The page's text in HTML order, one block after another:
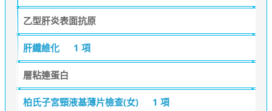
乙型肝炎表面抗原
肝纖維化 1 項
層粘連蛋白
柏氏子宮頸液基薄片檢查(女) 1 項